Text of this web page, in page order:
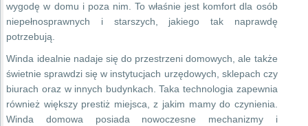
wygodę w domu i poza nim. To właśnie jest komfort dla osób
niepełnosprawnych i starszych, jakiego tak naprawdę
potrzebują.
Winda idealnie nadaje się do przestrzeni domowych, ale także
świetnie sprawdzi się w instytucjach urzędowych, sklepach czy
biurach oraz w innych budynkach. Taka technologia zapewnia
również większy prestiż miejsca, z jakim mamy do czynienia.
Winda domowa posiada nowoczesne mechanizmy i